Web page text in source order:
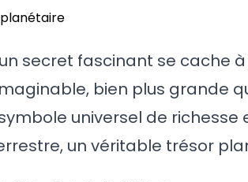
secret fascinant se cache
bien plus grande
universel de richesse
un véritable trésor